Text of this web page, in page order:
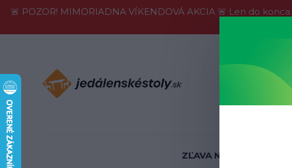
🚨 POZOR! MIMORIADNA VÍKENDOVÁ AKCIA 🚨 Len do
do
ZĽAVA NA SKLADE !